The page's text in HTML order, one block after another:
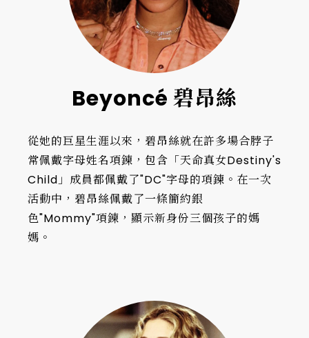
Beyoncé 碧昂絲
從她的巨星生涯以來，碧昂絲就在許多場合脖子
常佩戴字母姓名項鍊，包含「天命真女Destiny's
Child」成員都佩戴了"DC"字母的項鍊。在一次
活動中，碧昂絲佩戴了一條簡約銀
色"Mommy"項鍊，顯示新身份三個孩子的媽
媽。